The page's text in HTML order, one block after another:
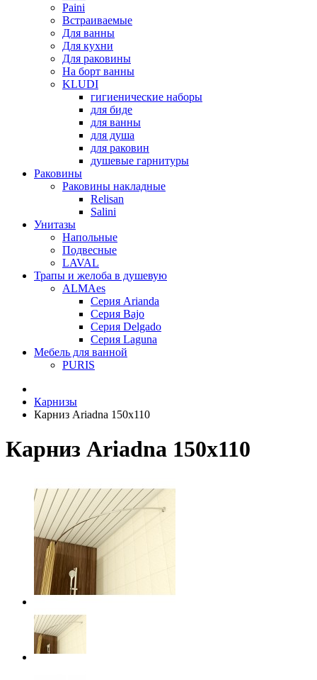
Paini
Встраиваемые
Для ванны
Для кухни
Для раковины
На борт ванны
KLUDI
гигиенические наборы
для биде
для ванны
для душа
для раковин
душевые гарнитуры
Раковины
Раковины накладные
Relisan
Salini
Унитазы
Напольные
Подвесные
LAVAL
Трапы и желоба в душевую
ALMAes
Серия Arianda
Серия Bajo
Серия Delgado
Серия Laguna
Мебель для ванной
PURIS
Карнизы
Карниз Ariadna 150х110
Карниз Ariadna 150х110